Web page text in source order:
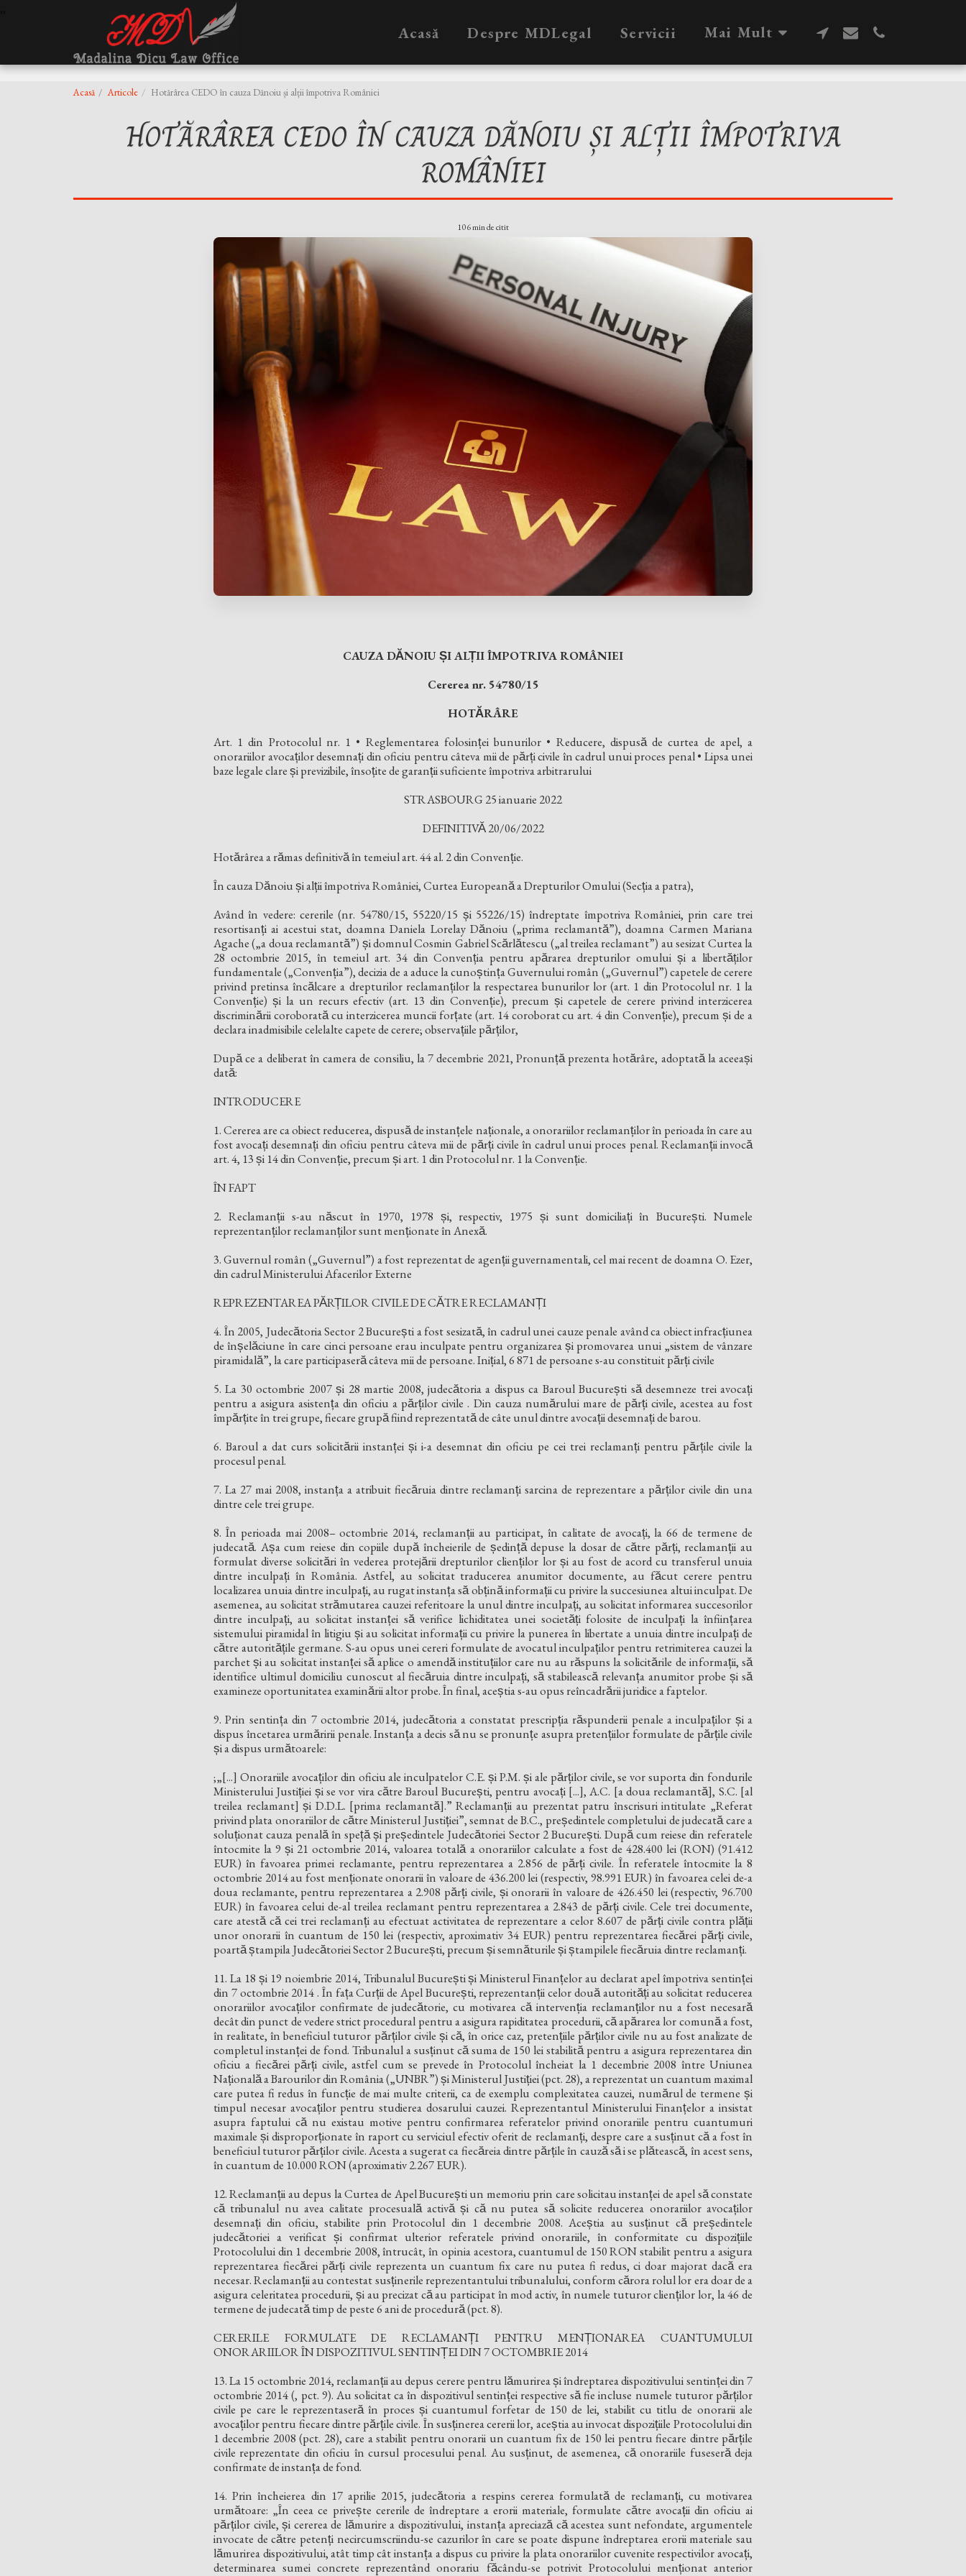
Acasă Despre MDLegal Servicii Mai Mult
Acasă Articole Hotărârea CEDO în cauza Dănoiu și alții împotriva României
HOTĂRÂREA CEDO ÎN CAUZA DĂNOIU ȘI ALȚII ÎMPOTRIVA
ROMÂNIEI
106 min de citit
CAUZA DĂNOIU ȘI ALȚII ÎMPOTRIVA ROMÂNIEI
Cererea nr. 54780/15
HOTĂRÂRE
Art. 1 din Protocolul nr. 1 • Reglementarea folosinței bunurilor • Reducere, dispusă de curtea de apel, a
onorariilor avocaților desemnați din oficiu pentru câteva mii de părți civile în cadrul unui proces penal • Lipsa unei
baze legale clare și previzibile, însoțite de garanții suficiente împotriva arbitrarului
STRASBOURG 25 ianuarie 2022
DEFINITIVĂ 20/06/2022
Hotărârea a rămas definitivă în temeiul art. 44 al. 2 din Convenție.
În cauza Dănoiu și alții împotriva României, Curtea Europeană a Drepturilor Omului (Secția a patra),
Având în vedere: cererile (nr. 54780/15, 55220/15 și 55226/15) îndreptate împotriva României, prin care trei
resortisanți ai acestui stat, doamna Daniela Lorelay Dănoiu („prima reclamantă”), doamna Carmen Mariana
Agache („a doua reclamantă”) și domnul Cosmin Gabriel Scărlătescu („al treilea reclamant”) au sesizat Curtea la
28 octombrie 2015, în temeiul art. 34 din Convenția pentru apărarea drepturilor omului și a libertăților
fundamentale („Convenția”), decizia de a aduce la cunoștința Guvernului român („Guvernul”) capetele de cerere
privind pretinsa încălcare a drepturilor reclamanților la respectarea bunurilor lor (art. 1 din Protocolul nr. 1 la
Convenție) și la un recurs efectiv (art. 13 din Convenție), precum și capetele de cerere privind interzicerea
discriminării coroborată cu interzicerea muncii forțate (art. 14 coroborat cu art. 4 din Convenție), precum și de a
declara inadmisibile celelalte capete de cerere; observațiile părților,
După ce a deliberat în camera de consiliu, la 7 decembrie 2021, Pronunță prezenta hotărâre, adoptată la aceeași
dată:
INTRODUCERE
1. Cererea are ca obiect reducerea, dispusă de instanțele naționale, a onorariilor reclamanților în perioada în care au
fost avocați desemnați din oficiu pentru câteva mii de părți civile în cadrul unui proces penal. Reclamanții invocă
art. 4, 13 și 14 din Convenție, precum și art. 1 din Protocolul nr. 1 la Convenție.
ÎN FAPT
2. Reclamanții s-au născut în 1970, 1978 și, respectiv, 1975 și sunt domiciliați în București. Numele
reprezentanților reclamanților sunt menționate în Anexă.
3. Guvernul român („Guvernul”) a fost reprezentat de agenții guvernamentali, cel mai recent de doamna O. Ezer,
din cadrul Ministerului Afacerilor Externe
REPREZENTAREA PĂRȚILOR CIVILE DE CĂTRE RECLAMANȚI
4. În 2005, Judecătoria Sector 2 București a fost sesizată, în cadrul unei cauze penale având ca obiect infracțiunea
de înșelăciune în care cinci persoane erau inculpate pentru organizarea și promovarea unui „sistem de vânzare
piramidală”, la care participaseră câteva mii de persoane. Inițial, 6 871 de persoane s-au constituit părți civile
5. La 30 octombrie 2007 și 28 martie 2008, judecătoria a dispus ca Baroul București să desemneze trei avocați
pentru a asigura asistența din oficiu a părților civile . Din cauza numărului mare de părți civile, acestea au fost
împărțite în trei grupe, fiecare grupă fiind reprezentată de câte unul dintre avocații desemnați de barou.
6. Baroul a dat curs solicitării instanței și i-a desemnat din oficiu pe cei trei reclamanți pentru părțile civile la
procesul penal.
7. La 27 mai 2008, instanța a atribuit fiecăruia dintre reclamanți sarcina de reprezentare a părților civile din una
dintre cele trei grupe.
8. În perioada mai 2008– octombrie 2014, reclamanții au participat, în calitate de avocați, la 66 de termene de
judecată. Așa cum reiese din copiile după încheierile de ședință depuse la dosar de către părți, reclamanții au
formulat diverse solicitări în vederea protejării drepturilor clienților lor și au fost de acord cu transferul unuia
dintre inculpați în România. Astfel, au solicitat traducerea anumitor documente, au făcut cerere pentru
localizarea unuia dintre inculpați, au rugat instanța să obțină informații cu privire la succesiunea altui inculpat. De
asemenea, au solicitat strămutarea cauzei referitoare la unul dintre inculpați, au solicitat informarea succesorilor
dintre inculpați, au solicitat instanței să verifice lichiditatea unei societăți folosite de inculpați la înființarea
sistemului piramidal în litigiu și au solicitat informații cu privire la punerea în libertate a unuia dintre inculpați de
către autoritățile germane. S-au opus unei cereri formulate de avocatul inculpaților pentru retrimiterea cauzei la
parchet și au solicitat instanței să aplice o amendă instituțiilor care nu au răspuns la solicitările de informații, să
identifice ultimul domiciliu cunoscut al fiecăruia dintre inculpați, să stabilească relevanța anumitor probe și să
examineze oportunitatea examinării altor probe. În final, aceștia s-au opus reîncadrării juridice a faptelor.
9. Prin sentința din 7 octombrie 2014, judecătoria a constatat prescripția răspunderii penale a inculpaților și a
dispus încetarea urmăririi penale. Instanța a decis să nu se pronunțe asupra pretențiilor formulate de părțile civile
și a dispus următoarele:
;„[...] Onorariile avocaților din oficiu ale inculpatelor C.E. și P.M. și ale părților civile, se vor suporta din fondurile
Ministerului Justiției și se vor vira către Baroul București, pentru avocați [...], A.C. [a doua reclamantă], S.C. [al
treilea reclamant] și D.D.L. [prima reclamantă].” Reclamanții au prezentat patru înscrisuri intitulate „Referat
privind plata onorariilor de către Ministerul Justiției”, semnat de B.C., președintele completului de judecată care a
soluționat cauza penală în speță și președintele Judecătoriei Sector 2 București. După cum reiese din referatele
întocmite la 9 și 21 octombrie 2014, valoarea totală a onorariilor calculate a fost de 428.400 lei (RON) (91.412
EUR) în favoarea primei reclamante, pentru reprezentarea a 2.856 de părți civile. În referatele întocmite la 8
octombrie 2014 au fost menționate onorarii în valoare de 436.200 lei (respectiv, 98.991 EUR) în favoarea celei de-a
doua reclamante, pentru reprezentarea a 2.908 părți civile, și onorarii în valoare de 426.450 lei (respectiv, 96.700
EUR) în favoarea celui de-al treilea reclamant pentru reprezentarea a 2.843 de părți civile. Cele trei documente,
care atestă că cei trei reclamanți au efectuat activitatea de reprezentare a celor 8.607 de părți civile contra plății
unor onorarii în cuantum de 150 lei (respectiv, aproximativ 34 EUR) pentru reprezentarea fiecărei părți civile,
poartă ștampila Judecătoriei Sector 2 București, precum și semnăturile și ștampilele fiecăruia dintre reclamanți.
11. La 18 și 19 noiembrie 2014, Tribunalul București și Ministerul Finanțelor au declarat apel împotriva sentinței
din 7 octombrie 2014 . În fața Curții de Apel București, reprezentanții celor două autorități au solicitat reducerea
onorariilor avocaților confirmate de judecătorie, cu motivarea că intervenția reclamanților nu a fost necesară
decât din punct de vedere strict procedural pentru a asigura rapiditatea procedurii, că apărarea lor comună a fost,
în realitate, în beneficiul tuturor părților civile și că, în orice caz, pretențiile părților civile nu au fost analizate de
completul instanței de fond. Tribunalul a susținut că suma de 150 lei stabilită pentru a asigura reprezentarea din
oficiu a fiecărei părți civile, astfel cum se prevede în Protocolul încheiat la 1 decembrie 2008 între Uniunea
Națională a Barourilor din România („UNBR”) și Ministerul Justiției (pct. 28), a reprezentat un cuantum maximal
care putea fi redus în funcție de mai multe criterii, ca de exemplu complexitatea cauzei, numărul de termene și
timpul necesar avocaților pentru studierea dosarului cauzei. Reprezentantul Ministerului Finanțelor a insistat
asupra faptului că nu existau motive pentru confirmarea referatelor privind onorariile pentru cuantumuri
maximale și disproporționate în raport cu serviciul efectiv oferit de reclamanți, despre care a susținut că a fost în
beneficiul tuturor părților civile. Acesta a sugerat ca fiecăreia dintre părțile în cauză să i se plătească, în acest sens,
în cuantum de 10.000 RON (aproximativ 2.267 EUR).
12. Reclamanții au depus la Curtea de Apel București un memoriu prin care solicitau instanței de apel să constate
că tribunalul nu avea calitate procesuală activă și că nu putea să solicite reducerea onorariilor avocaților
desemnați din oficiu, stabilite prin Protocolul din 1 decembrie 2008. Aceștia au susținut că președintele
judecătoriei a verificat și confirmat ulterior referatele privind onorariile, în conformitate cu dispozițiile
Protocolului din 1 decembrie 2008, întrucât, în opinia acestora, cuantumul de 150 RON stabilit pentru a asigura
reprezentarea fiecărei părți civile reprezenta un cuantum fix care nu putea fi redus, ci doar majorat dacă era
necesar. Reclamanții au contestat susținerile reprezentantului tribunalului, conform cărora rolul lor era doar de a
asigura celeritatea procedurii, și au precizat că au participat în mod activ, în numele tuturor clienților lor, la 46 de
termene de judecată timp de peste 6 ani de procedură (pct. 8).
CERERILE FORMULATE DE RECLAMANȚI PENTRU MENȚIONAREA CUANTUMULUI
ONORARIILOR ÎN DISPOZITIVUL SENTINȚEI DIN 7 OCTOMBRIE 2014
13. La 15 octombrie 2014, reclamanții au depus cerere pentru lămurirea și îndreptarea dispozitivului sentinței din 7
octombrie 2014 (, pct. 9). Au solicitat ca în dispozitivul sentinței respective să fie incluse numele tuturor părților
civile pe care le reprezentaseră în proces și cuantumul forfetar de 150 de lei, stabilit cu titlu de onorarii ale
avocaților pentru fiecare dintre părțile civile. În susținerea cererii lor, aceștia au invocat dispozițiile Protocolului din
1 decembrie 2008 (pct. 28), care a stabilit pentru onorarii un cuantum fix de 150 lei pentru fiecare dintre părțile
civile reprezentate din oficiu în cursul procesului penal. Au susținut, de asemenea, că onorariile fuseseră deja
confirmate de instanța de fond.
14. Prin încheierea din 17 aprilie 2015, judecătoria a respins cererea formulată de reclamanți, cu motivarea
următoare: „În ceea ce privește cererile de îndreptare a erorii materiale, formulate către avocații din oficiu ai
părților civile, și cererea de lămurire a dispozitivului, instanța apreciază că acestea sunt nefondate, argumentele
invocate de către petenți necircumscriindu-se cazurilor în care se poate dispune îndreptarea erorii materiale sau
lămurirea dispozitivului, atât timp cât instanța a dispus cu privire la plata onorariilor cuvenite respectivilor avocați,
determinarea sumei concrete reprezentând onorariu făcându-se potrivit Protocolului menționat anterior